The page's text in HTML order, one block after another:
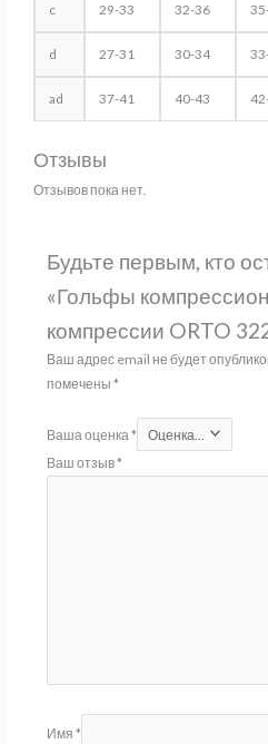
c 29-33 32-36
d 27-31 30-34
ad 37-41 40-43
Отзывы
Отзывов пока нет.
Будьте первым, кто
«Гольфы
компрессии ORTO
Ваш адрес email не будет
помечены *
Ваша оценка *
Ваш отзыв*
Имя *